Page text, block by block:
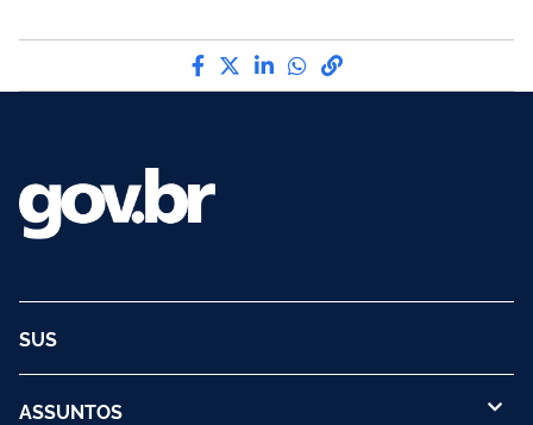
Compartilhe por Facebook
Compartilhe por Twitter
Compartilhe por
Compartilhe por
link para Copiar
SUS
ASSUNTOS